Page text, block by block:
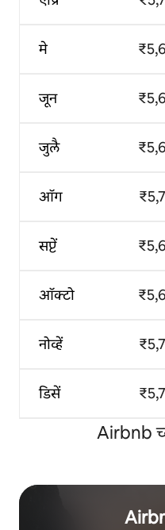
मे
जून
जुलै
ऑग
सप्टें
ऑक्टो
नोव्हें
डिसें
Airbnb